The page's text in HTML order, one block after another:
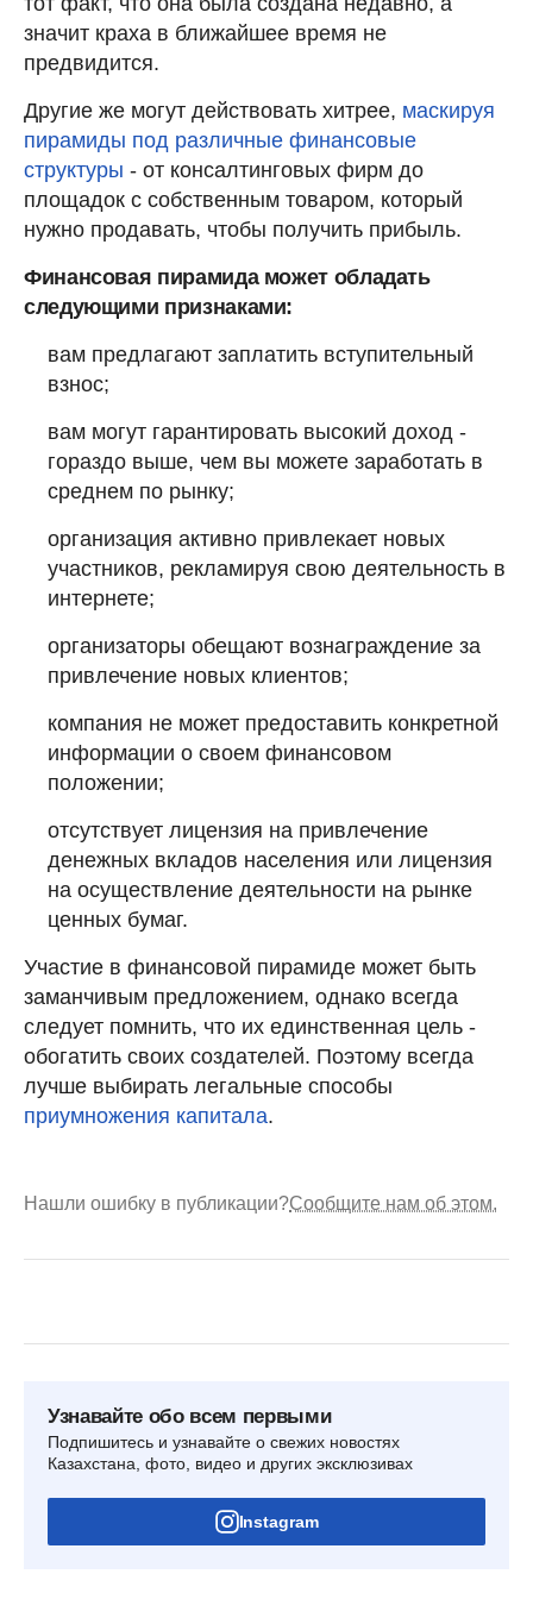
значит краха в ближайшее время не
предвидится.
Другие же могут действовать хитрее, маскируя
пирамиды под различные финансовые
структуры - от консалтинговых фирм до
площадок с собственным товаром, который
нужно продавать, чтобы получить прибыль.
Финансовая пирамида может обладать
следующими признаками:
вам предлагают заплатить вступительный
взнос;
вам могут гарантировать высокий доход -
гораздо выше, чем вы можете заработать в
среднем по рынку;
организация активно привлекает новых
участников, рекламируя свою деятельность в
интернете;
организаторы обещают вознаграждение за
привлечение новых клиентов;
компания не может предоставить конкретной
информации о своем финансовом
положении;
отсутствует лицензия на привлечение
денежных вкладов населения или лицензия
на осуществление деятельности на рынке
ценных бумаг.
Участие в финансовой пирамиде может быть
заманчивым предложением, однако всегда
следует помнить, что их единственная цель -
обогатить своих создателей. Поэтому всегда
лучше выбирать легальные способы
приумножения капитала.
Нашли ошибку в публикации?Сообщите нам об этом.
Узнавайте обо всем первыми
Подпишитесь и узнавайте о свежих новостях
Казахстана, фото, видео и других эксклюзивах
Instagram